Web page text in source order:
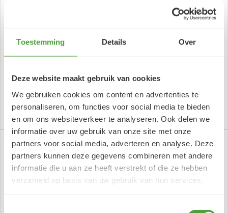
Toestemming Details Over
Deze website maakt gebruik van cookies
We gebruiken cookies om content en advertenties te
personaliseren, om functies voor social media te bieden
en om ons websiteverkeer te analyseren. Ook delen we
informatie over uw gebruik van onze site met onze
partners voor social media, adverteren en analyse. Deze
partners kunnen deze gegevens combineren met andere
informatie die u aan ze heeft verstrekt of die ze hebben
verzameld op basis van uw gebruik van hun services.
Talens Art Creation Indoor
Aantal
+Plus
1
-Min
1
Talens Art Creation Indoor
Aantal+Plus
1
-Min
1
UITLOPEND UITLOPEND